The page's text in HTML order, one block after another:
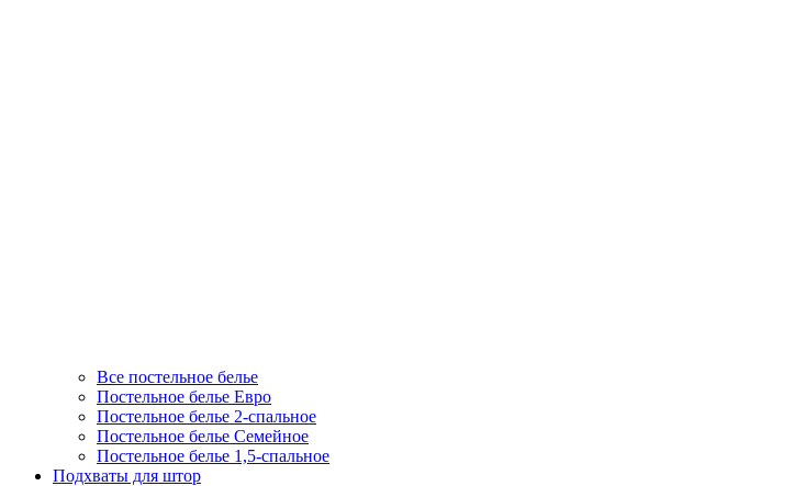
Все постельное белье
Постельное белье Евро
Постельное белье 2-спальное
Постельное белье Семейное
Постельное белье 1,5-спальное
Подхваты для штор